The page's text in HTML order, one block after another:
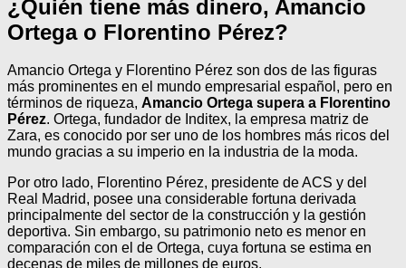
¿Quién tiene más dinero, Amancio
Ortega o Florentino Pérez?
Amancio Ortega y Florentino Pérez son dos de las figuras
más prominentes en el mundo empresarial español, pero en
términos de riqueza, Amancio Ortega supera a Florentino
Pérez. Ortega, fundador de Inditex, la empresa matriz de
Zara, es conocido por ser uno de los hombres más ricos del
mundo gracias a su imperio en la industria de la moda.
Por otro lado, Florentino Pérez, presidente de ACS y del
Real Madrid, posee una considerable fortuna derivada
principalmente del sector de la construcción y la gestión
deportiva. Sin embargo, su patrimonio neto es menor en
comparación con el de Ortega, cuya fortuna se estima en
decenas de miles de millones de euros.